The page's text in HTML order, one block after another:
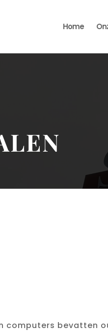
Home
computers bevatten